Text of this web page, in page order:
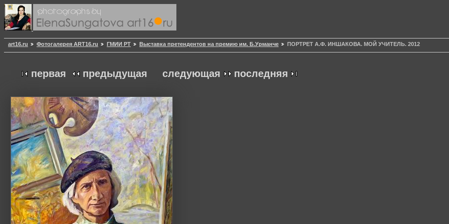
art16.ru Фотогалерея ART16.ru ГМИИ РТ Выставка претендентов на премию им. Б.Урманче ПОРТРЕТ А.Ф. ИНШАКОВА. МОЙ УЧИТЕЛЬ. 2012
следующая последняя
первая предыдущая